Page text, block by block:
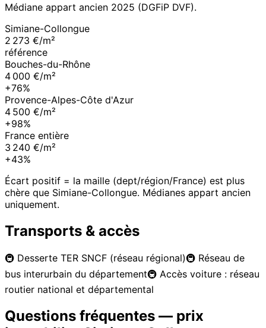
Médiane appart ancien 2025 (DGFiP DVF).
Simiane-Collongue
2 273 €/m²
référence
Bouches-du-Rhône
4 000 €/m²
+76%
Provence-Alpes-Côte d'Azur
4 500 €/m²
+98%
France entière
3 240 €/m²
+43%
Écart positif = la maille (dept/région/France) est plus
chère que Simiane-Collongue. Médianes appart ancien
uniquement.
Transports & accès
🚇 Desserte TER SNCF (réseau régional)🚇 Réseau de
bus interurbain du département🚇 Accès voiture : réseau
routier national et départemental
Questions fréquentes — prix